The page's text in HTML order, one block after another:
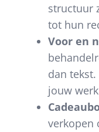
structuur
tot hun
Voor en
dan
jouw
verkopen